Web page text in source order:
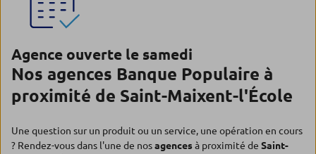
Agence ouverte le samedi
Nos agences Banque Populaire à
proximité de Saint-Maixent-l'École
Une question sur un produit ou un service, une opération en cours
? Rendez-vous dans l'une de nosagencesà proximité de Saint-